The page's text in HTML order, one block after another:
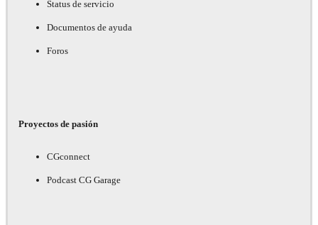
Status de servicio
Documentos de ayuda
Foros
Proyectos de pasión
CGconnect
Podcast CG Garage